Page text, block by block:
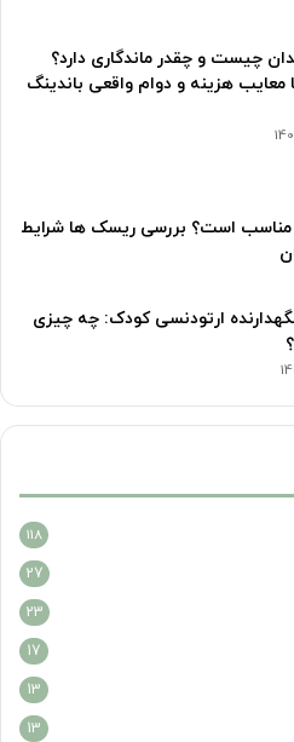
چیست و چقدر ماندگاری دارد؟
معایب هزینه و دوام واقعی باندینگ
مناسب است؟ بررسی ریسک ها شرایط
ارتودنسی کودک: چه چیزی
118
27
23
17
13
13